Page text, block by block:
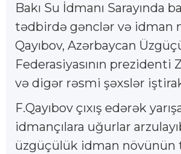
Bakı Su İdmanı Sarayında
tədbirdə gənclər və idman
Qayıbov, Azərbaycan
Federasiyasının prezidenti
və digər rəsmi şəxslər
F.Qayıbov çıxış edərək
idmançılara uğurlar
üzgüçülük idman